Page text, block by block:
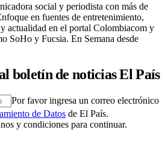
social y periodista con más de
en fuentes de entretenimiento,
actualidad en el portal Colombiacom y
SoHo y Fucsia. En Semana desde
boletín de noticias El País
Por favor ingresa un correo electrónico
de Datos de El País.
y condiciones para continuar.